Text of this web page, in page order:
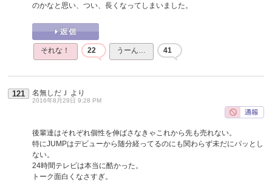
のかなと思い、つい、長くなってしまいました。
それな！ 22 うーん… 41
121 名無しだＪ より
2016年8月29日 9:28 PM
後輩達はそれぞれ個性を伸ばさなきゃこれから先も売れない。
特にJUMPはデビューから随分経ってるのにも関わらず未だにパッとし
ない。
24時間テレビは本当に酷かった。
トーク面白くなさすぎ。